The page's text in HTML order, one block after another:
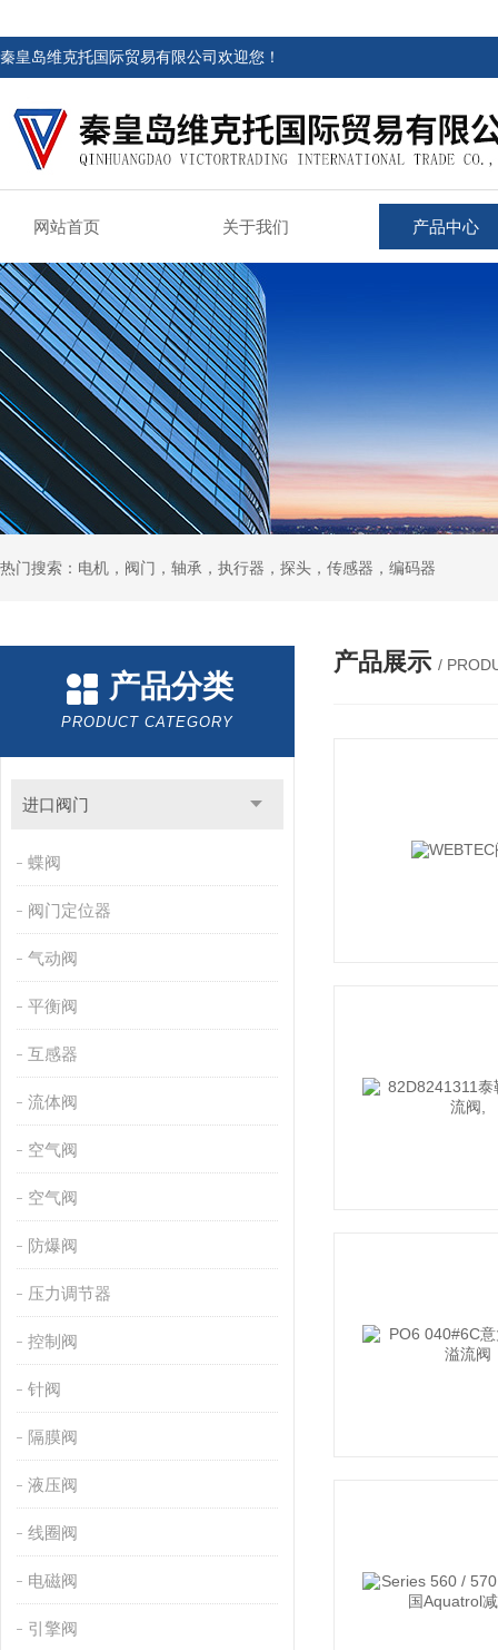
秦皇岛维克托国际贸易有限公司欢迎您！
网站首页 关于我们 产品中心
热门搜索：电机，阀门，轴承，执行器，探头，传感器，编码器
产品分类
PRODUCT CATEGORY
进口阀门
蝶阀
阀门定位器
气动阀
平衡阀
互感器
流体阀
空气阀
空气阀
防爆阀
压力调节器
控制阀
针阀
隔膜阀
液压阀
线圈阀
电磁阀
引擎阀
产品展示 /